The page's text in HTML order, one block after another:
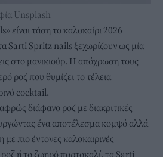
Unsplash
είναι τάση το καλοκαίρι 2026
Sarti Spritz nails ξεχωρίζουν ως μία
στο μανικιούρ. Η απόχρωση τους
ροζ που θυμίζει το τέλεια
cocktail.
διάφανο ροζ με διακριτικές
ένα αποτέλεσμα κομψό αλλά
με πιο έντονες καλοκαιρινές
ή το ζωηρό πορτοκαλί, τα Sarti